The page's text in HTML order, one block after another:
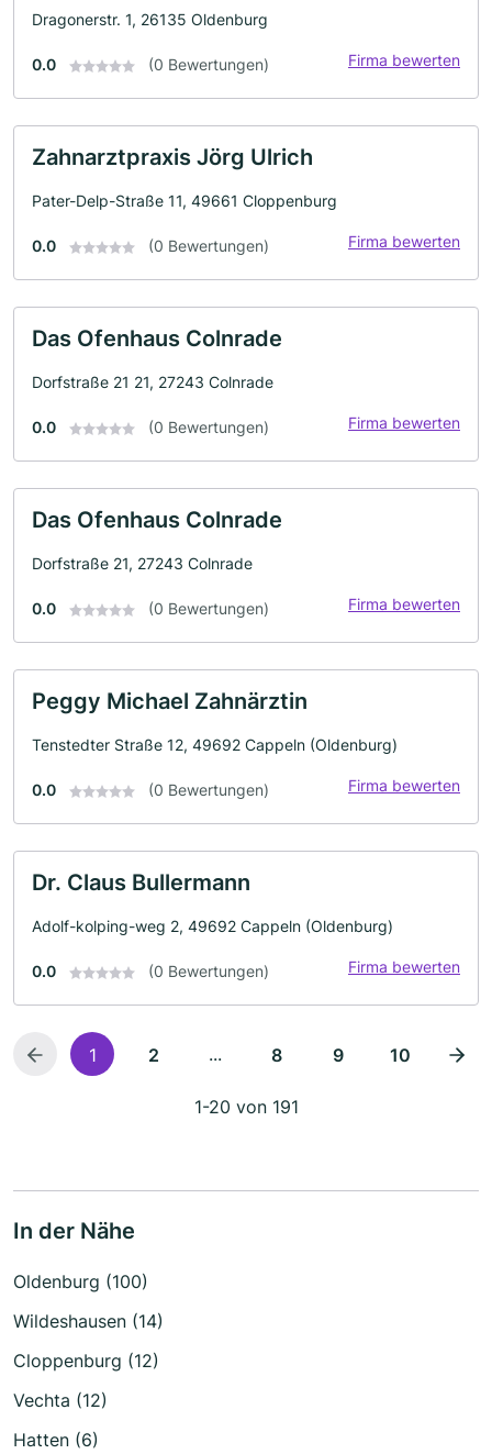
Dragonerstr. 1, 26135 Oldenburg
0.0 (0 Bewertungen) Firma bewerten
Zahnarztpraxis Jörg Ulrich
Pater-Delp-Straße 11, 49661 Cloppenburg
0.0 (0 Bewertungen) Firma bewerten
Das Ofenhaus Colnrade
Dorfstraße 21 21, 27243 Colnrade
0.0 (0 Bewertungen) Firma bewerten
Das Ofenhaus Colnrade
Dorfstraße 21, 27243 Colnrade
0.0 (0 Bewertungen) Firma bewerten
Peggy Michael Zahnärztin
Tenstedter Straße 12, 49692 Cappeln (Oldenburg)
0.0 (0 Bewertungen) Firma bewerten
Dr. Claus Bullermann
Adolf-kolping-weg 2, 49692 Cappeln (Oldenburg)
0.0 (0 Bewertungen) Firma bewerten
1 2 ... 8 9 10
1-20 von 191
In der Nähe
Oldenburg (100)
Wildeshausen (14)
Cloppenburg (12)
Vechta (12)
Hatten (6)